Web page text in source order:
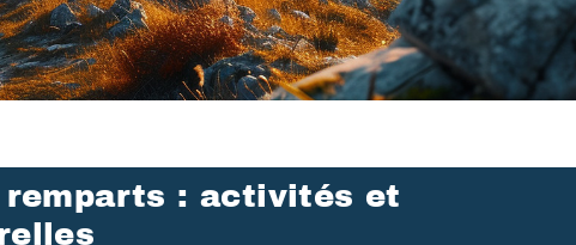
remparts : activités et